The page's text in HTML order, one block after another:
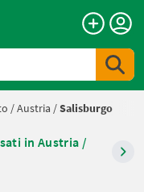
/Austria /Salisburgo
in Austria /